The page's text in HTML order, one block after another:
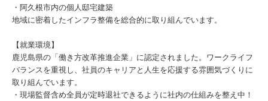
・阿久根市内の個人邸宅建築
地域に密着したインフラ整備を総合的に取り組んでいます。
【就業環境】
鹿児島県の「働き方改革推進企業」に認定されました。ワークライフ
バランスを重視し、社員のキャリアと人生を応援する雰囲気づくりに
取り組んでいます。
・現場監督含め全員が定時退社できるように社内の仕組みを整え中！